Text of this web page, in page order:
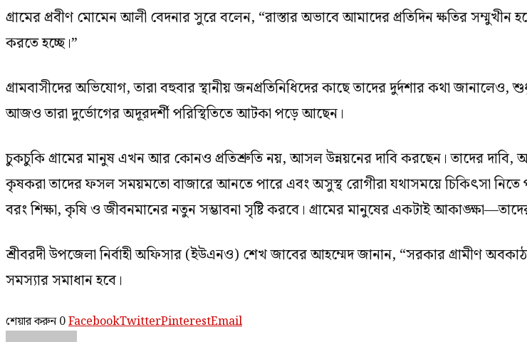
গ্রামের প্রবীণ মোমেন আলী বেদনার সুরে বলেন, “রাস্তার অভাবে আমাদের প্রতিদিন ক্ষতির
করতে হচ্ছে।”
গ্রামবাসীদের অভিযোগ, তারা বহুবার স্থানীয় জনপ্রতিনিধিদের কাছে তাদের দুর্দশার কথা
আজও তারা দুর্ভোগের অদূরদর্শী পরিস্থিতিতে আটকা পড়ে আছেন।
চুকচুকি গ্রামের মানুষ এখন আর কোনও প্রতিশ্রুতি নয়, আসল উন্নয়নের দাবি করছেন। তাদের দাবি,
কৃষকরা তাদের ফসল সময়মতো বাজারে আনতে পারে এবং অসুস্থ রোগীরা যথাসময়ে চিকিৎসা নিতে
বরং শিক্ষা, কৃষি ও জীবনমানের নতুন সম্ভাবনা সৃষ্টি করবে। গ্রামের মানুষের একটাই
শ্রীবরদী উপজেলা নির্বাহী অফিসার (ইউএনও) শেখ জাবের আহম্মেদ জানান, “সরকার গ্রামীণ
সমস্যার সমাধান হবে।
শেয়ার করুন 0FacebookTwitterPinterestEmail